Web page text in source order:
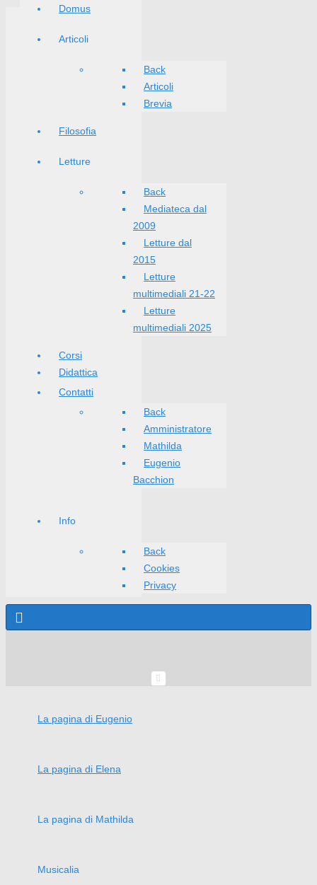
Domus
Articoli
Back
Articoli
Brevia
Filosofia
Letture
Back
Mediateca dal
2009
Letture dal
2015
Letture
multimediali 21-22
Letture
multimediali 2025
Corsi
Didattica
Contatti
Back
Amministratore
Mathilda
Eugenio
Bacchion
Info
Back
Cookies
Privacy
La pagina di Eugenio
La pagina di Elena
La pagina di Mathilda
Musicalia